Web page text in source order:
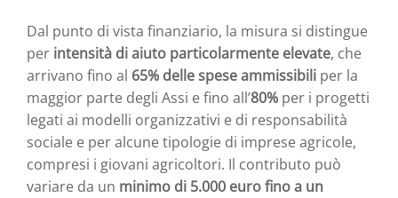
Dal punto di vista finanziario, la misura si distingue
per intensità di aiuto particolarmente elevate, che
arrivano fino al 65% delle spese ammissibili per la
maggior parte degli Assi e fino all’80% per i progetti
legati ai modelli organizzativi e di responsabilità
sociale e per alcune tipologie di imprese agricole,
compresi i giovani agricoltori. Il contributo può
variare da un minimo di 5.000 euro fino a un